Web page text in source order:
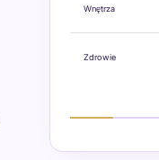
Wnętrza
Zdrowie